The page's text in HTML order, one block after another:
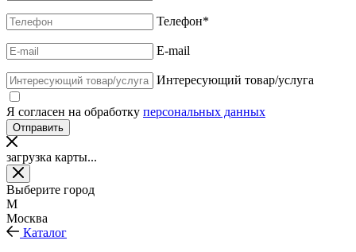
Телефон*
E-mail
Интересующий товар/услуга
Я согласен на обработку персональных данных
загрузка карты...
Выберите город
М
Москва
Каталог